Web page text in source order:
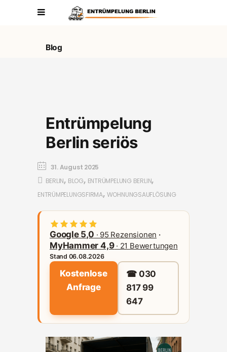
Blog
Entrümpelung
Berlin seriös
31. August 2025
BERLIN, BLOG, ENTRÜMPELUNG BERLIN,
ENTRÜMPELUNGSFIRMA, WOHNUNGSAUFLÖSUNG
Google 5,0 · 95 Rezensionen ·
MyHammer 4,9· 21 Bewertungen
Stand 06.08.2026
Kostenlose
Anfrage
☎ 030
817 99
647